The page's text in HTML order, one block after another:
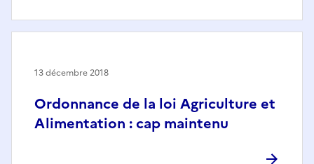
Ordonnance de la loi Agriculture et
Alimentation : cap maintenu
13 décembre 2018